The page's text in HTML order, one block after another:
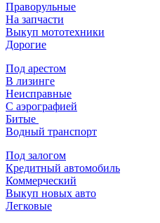
Праворульные
На запчасти
Выкуп мототехники
Дорогие
Под арестом
В лизинге
Неисправные
С аэрографией
Битые
Водный транспорт
Под залогом
Кредитный автомобиль
Коммерческий
Выкуп новых авто
Легковые